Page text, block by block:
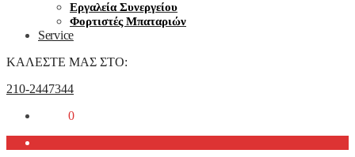
Εργαλεία Συνεργείου
Φορτιστές Μπαταριών
Service
ΚΑΛΕΣΤΕ ΜΑΣ ΣΤΟ:
210-2447344
0